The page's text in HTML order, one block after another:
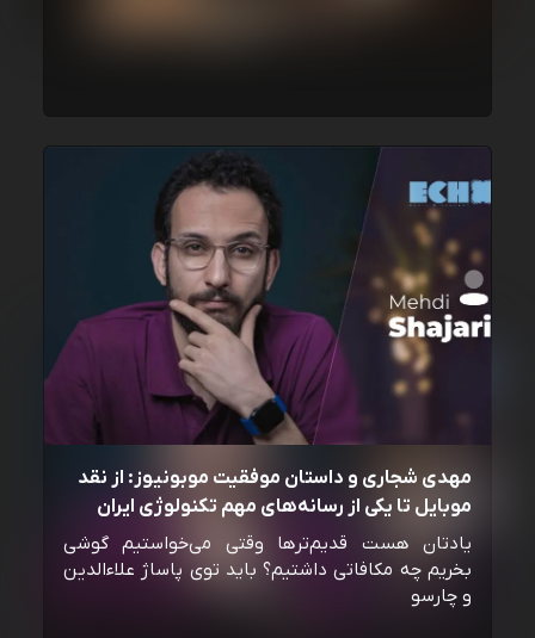
مهدی شجاری و داستان موفقیت موبونیوز: از نقد
موبایل تا یکی از رسانه‌‌های مهم تکنولوژی ایران
یادتان هست قدیم‌ترها وقتی می‌خواستیم گوشی
بخریم چه مکافاتی داشتیم؟ باید توی پاساژ علاءالدین
و چارسو